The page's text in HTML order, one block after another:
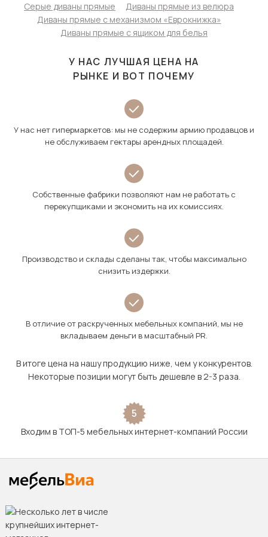
Серые диваны прямые
Диваны прямые из велюра
Диваны прямые с механизмом «Еврокнижка»
Диваны прямые с ящиком для белья
У НАС ЛУЧШАЯ ЦЕНА НА
РЫНКЕ И ВОТ ПОЧЕМУ
У нас нет гипермаркетов: мы не содержим армию продавцов и
не обслуживаем гектары арендных площадей.
Собственные фабрики позволяют нам не работать с
перекупщиками и экономить на их комиссиях.
Производство и склады сделаны так, чтобы максимально
снизить издержки.
В отличие от раскрученных мебельных компаний, мы не
вкладываем деньги в масштабный PR.
В итоге цена на нашу продукцию ниже, чем у конкурентов.
Некоторые позиции могут быть дешевле в 2-3 раза.
5
Входим в ТОП-5 мебельных интернет-компаний России